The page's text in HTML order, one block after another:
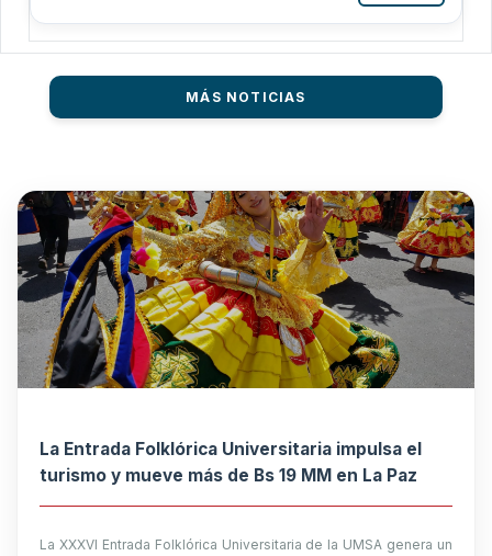
MÁS NOTICIAS
La Entrada Folklórica Universitaria impulsa el
turismo y mueve más de Bs 19 MM en La Paz
La XXXVI Entrada Folklórica Universitaria de la UMSA genera un